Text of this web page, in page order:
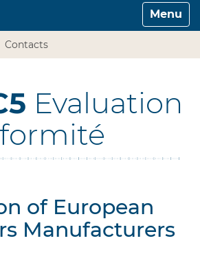
Toggle
Contacts
Evaluation
of European
Manufacturers